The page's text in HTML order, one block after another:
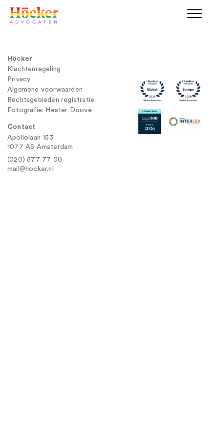
Höcker
Klachtenregeling
Privacy
Algemene voorwaarden
Rechtsgebieden registratie
Fotografie: Hester Doove
Contact
Apollolaan 153
1077 AS Amsterdam
(020) 577 77 00
mail@hocker.nl